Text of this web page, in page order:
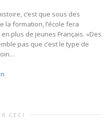
c’est que sous des
la formation, l’école fera
plus de jeunes Français. «Des
pas que c’est le type de
CECI